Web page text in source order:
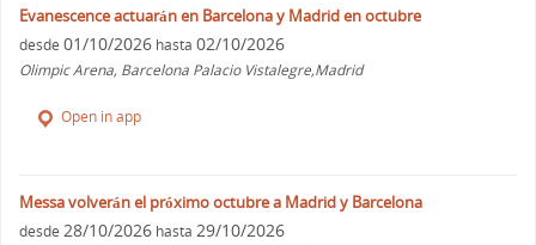
Evanescence actuarán en Barcelona y Madrid en octubre
desde 01/10/2026 hasta 02/10/2026
Olimpic Arena, Barcelona Palacio Vistalegre,Madrid
Open in app
Messa volverán el próximo octubre a Madrid y Barcelona
desde 28/10/2026 hasta 29/10/2026